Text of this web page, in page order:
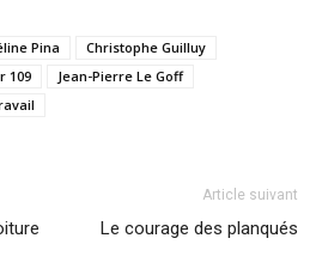
Pina
Christophe Guilluy
109
Jean-Pierre Le Goff
Article suivant
Le courage des planqués